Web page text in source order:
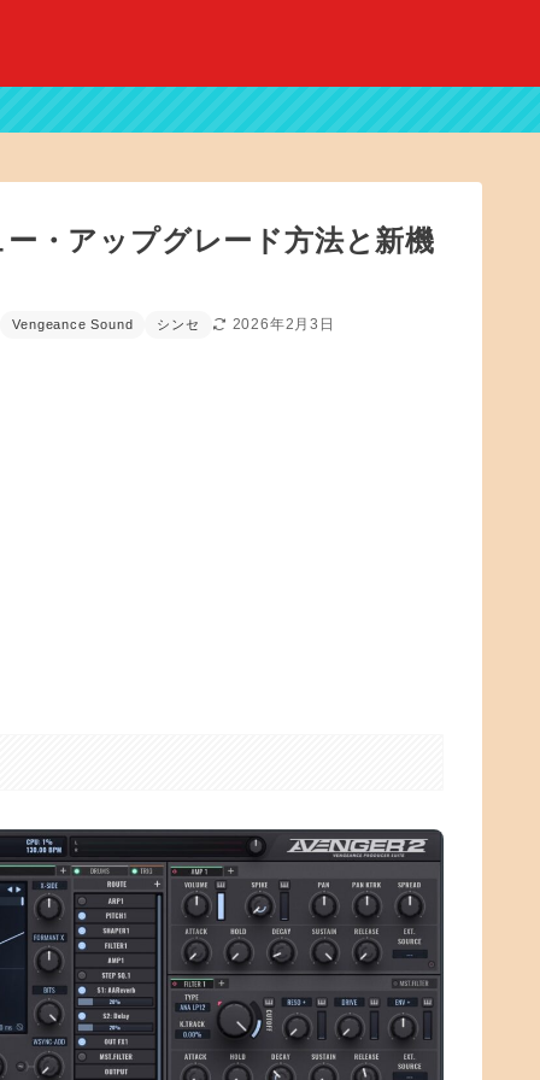
・アップグレード方法と新機
Vengeance Sound シンセ 2026年2月3日